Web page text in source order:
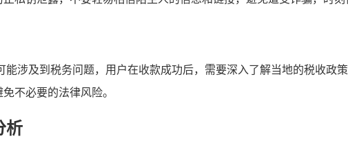
涉及到税务问题，用户在收款成功后，需要深入了解当地的税收政
不必要的法律风险。
析